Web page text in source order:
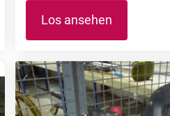
Los ansehen